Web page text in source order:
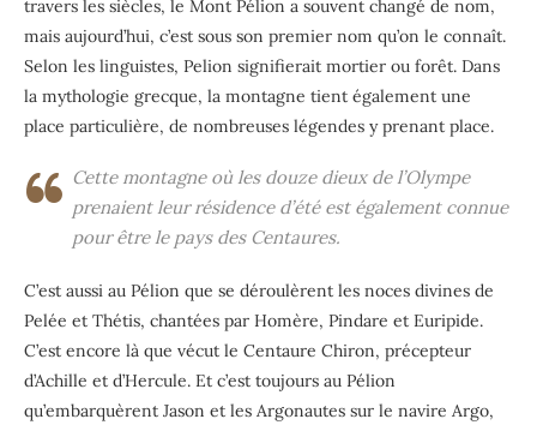
travers les siècles, le Mont Pélion a souvent changé de nom,
mais aujourd’hui, c’est sous son premier nom qu’on le connaît.
Selon les linguistes, Pelion signifierait mortier ou forêt. Dans
la mythologie grecque, la montagne tient également une
place particulière, de nombreuses légendes y prenant place.
Cette montagne où les douze dieux de l’Olympe
prenaient leur résidence d’été est également connue
pour être le pays des Centaures.
C’est aussi au Pélion que se déroulèrent les noces divines de
Pelée et Thétis, chantées par Homère, Pindare et Euripide.
C’est encore là que vécut le Centaure Chiron, précepteur
d’Achille et d’Hercule. Et c’est toujours au Pélion
qu’embarquèrent Jason et les Argonautes sur le navire Argo,